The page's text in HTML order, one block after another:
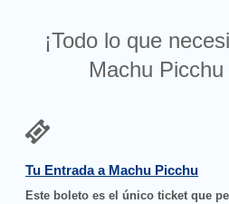
¡Todo lo que
Machu
Tu Entrada a Machu Picchu
Este boleto es el único ticket que